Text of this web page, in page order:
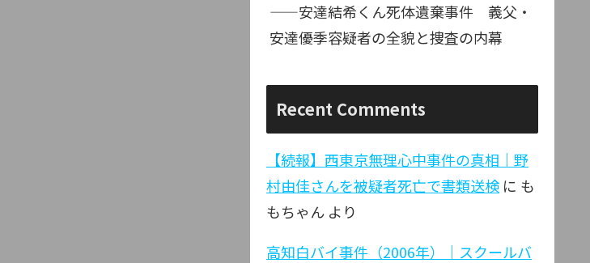
——安達結希くん死体遺棄事件 義父・
安達優季容疑者の全貌と捜査の内幕
Recent Comments
【続報】西東京無理心中事件の真相｜野
村由佳さんを被疑者死亡で書類送検 に も
もちゃん より
高知白バイ事件（2006年）｜スクールバ